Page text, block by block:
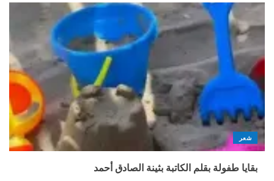
شعر
بقايا طفولة بقلم الكاتبة بثينة الصادق أحمد